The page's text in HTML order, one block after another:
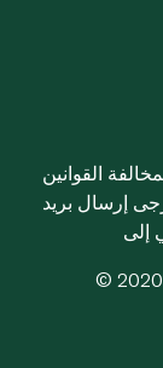
القوانين
إرسال بريد